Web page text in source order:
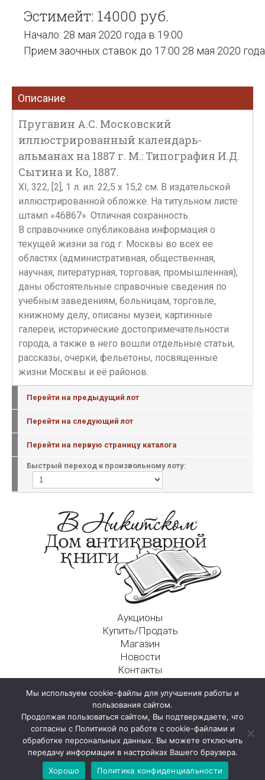
Эстимейт: 14000 руб.
Начало: 28 мая 2020 года в 19:00
Прием заочных ставок до 17:00 28 мая 2020 года
Описание
Пругавин А.С. Московский
иллюстрированный календарь-
альманах на 1887 г. М.: Типография И.Д.
Сытина и Ко, 1887.
XI, 322, [2], 1 л. ил. 22,5 х 15,2 см. В издательской
иллюстрированной обложке. На титульном листе
штамп «46867». Отличная сохранность.
В справочнике опубликована информация о
текущей жизни за год г. Москвы во всех ее
областях (административная, общественная,
научная, литературная, торговая, промышленная),
даны обстоятельные справочные сведения по
учебным заведениям, больницам, торговле,
книжному делу, описаны музеи, картинные
галереи, исторические достопримечательности
города, а также в него вошли отдельные статьи,
рассказы, очерки, фельетоны, посвященные
жизни Москвы и её районов.
Перейти на предыдущий лот
Перейти на следующий лот
Перейти на первую страницу каталога
Быстрый переход к произвольному лоту:
Аукционы
Купить/Продать
Магазин
Новости
Контакты
125009, г. Москва, Никитский пер., д. 4а, стр. 1
Мы используем cookie-файлы для улучшения работы и
пользования сайтом.
Продолжая пользоваться сайтом, Вы подтверждаете, что
согласны с Политикой по работе с cookie-файлами и
обработке персональных данных. Вы можете отключить
передачу информации в настройках Вашего браузера.
Хорошо
Политика конфиденциальности